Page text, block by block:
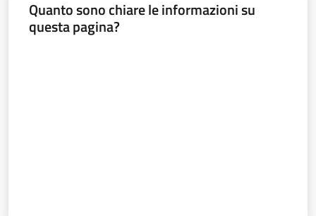
Quanto sono chiare le informazioni su
questa pagina?